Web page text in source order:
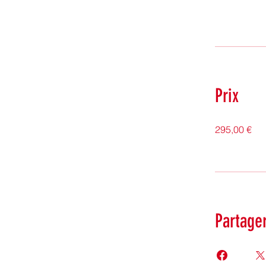
Prix
295,00 €